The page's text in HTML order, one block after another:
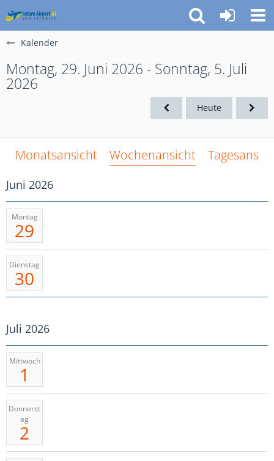
Kalender
Montag, 29. Juni 2026 - Sonntag, 5. Juli
2026
Heute
Monatsansicht Wochenansicht
Juni 2026
Montag
29
Dienstag
30
Juli 2026
Mittwoch
1
Donnerst
ag
2